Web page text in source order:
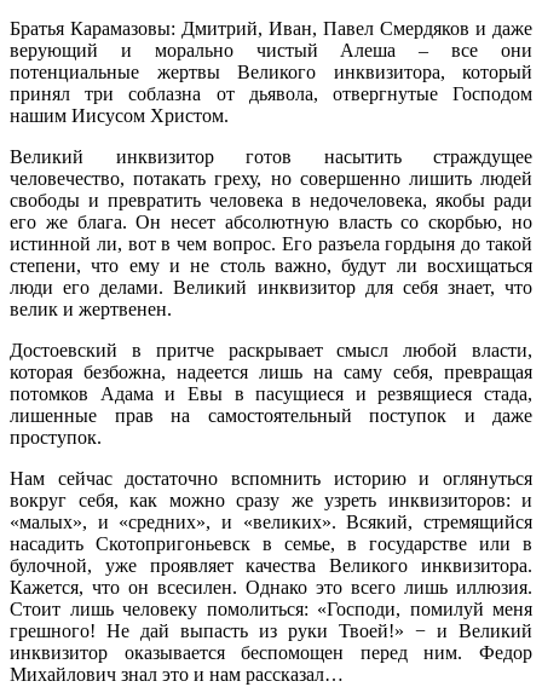
Братья Карамазовы: Дмитрий, Иван, Павел Смердяков и даже
верующий и морально чистый Алеша – все они
потенциальные жертвы Великого инквизитора, который
принял три соблазна от дьявола, отвергнутые Господом
нашим Иисусом Христом.
Великий инквизитор готов насытить страждущее
человечество, потакать греху, но совершенно лишить людей
свободы и превратить человека в недочеловека, якобы ради
его же блага. Он несет абсолютную власть со скорбью, но
истинной ли, вот в чем вопрос. Его разъела гордыня до такой
степени, что ему и не столь важно, будут ли восхищаться
люди его делами. Великий инквизитор для себя знает, что
велик и жертвенен.
Достоевский в притче раскрывает смысл любой власти,
которая безбожна, надеется лишь на саму себя, превращая
потомков Адама и Евы в пасущиеся и резвящиеся стада,
лишенные прав на самостоятельный поступок и даже
проступок.
Нам сейчас достаточно вспомнить историю и оглянуться
вокруг себя, как можно сразу же узреть инквизиторов: и
«малых», и «средних», и «великих». Всякий, стремящийся
насадить Скотопригоньевск в семье, в государстве или в
булочной, уже проявляет качества Великого инквизитора.
Кажется, что он всесилен. Однако это всего лишь иллюзия.
Стоит лишь человеку помолиться: «Господи, помилуй меня
грешного! Не дай выпасть из руки Твоей!» − и Великий
инквизитор оказывается беспомощен перед ним. Федор
Михайлович знал это и нам рассказал…